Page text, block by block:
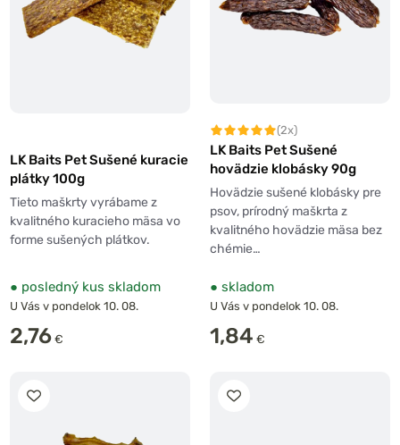
LK Baits Pet Sušené kuracie
plátky 100g
Tieto maškrty vyrábame z
kvalitného kuracieho mäsa vo
forme sušených plátkov.
● posledný kus skladom
U Vás v pondelok 10. 08.
2,76 €
(2x)
LK Baits Pet Sušené
hovädzie klobásky 90g
Hovädzie sušené klobásky pre
psov, prírodný maškrta z
kvalitného hovädzie mäsa bez
chémie…
● skladom
U Vás v pondelok 10. 08.
1,84 €